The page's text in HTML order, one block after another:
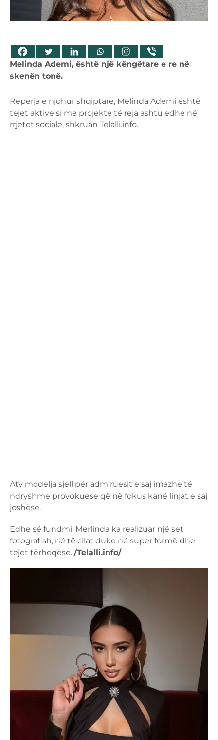
Melinda Ademi, është një këngëtare e re në
skenën tonë.
Reperja e njohur shqiptare, Melinda Ademi është
tejet aktive si me projekte të reja ashtu edhe në
rrjetet sociale, shkruan Telalli.info.
Aty modelja sjell për admiruesit e saj imazhe të
ndryshme provokuese që në fokus kanë linjat e saj
joshëse.
Edhe së fundmi, Merlinda ka realizuar një set
fotografish, në të cilat duke në super formë dhe
tejet tërheqëse. /Telalli.info/